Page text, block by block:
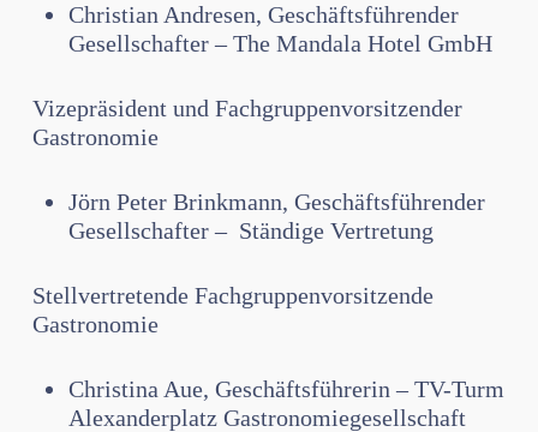
Christian Andresen, Geschäftsführender
Gesellschafter – The Mandala Hotel GmbH
Vizepräsident und Fachgruppenvorsitzender
Gastronomie
Jörn Peter Brinkmann, Geschäftsführender
Gesellschafter – Ständige Vertretung
Stellvertretende Fachgruppenvorsitzende
Gastronomie
Christina Aue, Geschäftsführerin – TV-Turm
Alexanderplatz Gastronomiegesellschaft